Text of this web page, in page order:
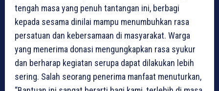
tengah masa yang penuh tantangan ini, berbagi
kepada sesama dinilai mampu menumbuhkan rasa
persatuan dan kebersamaan di masyarakat. Warga
yang menerima donasi mengungkapkan rasa syukur
dan berharap kegiatan serupa dapat dilakukan lebih
sering. Salah seorang penerima manfaat menuturkan,